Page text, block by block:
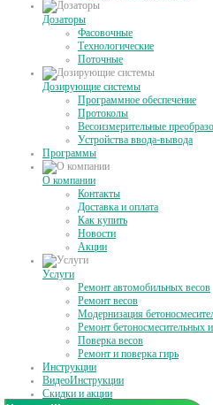
Дозаторы
Фасовочные
Технологические
Поточные
Дозирующие системы
Программное обеспечение
Протоколы
Весоизмерительные
Устройства ввода-вывода
Программы
О компании
Контакты
Доставка и оплата
Как купить
Новости
Акции
Услуги
Ремонт автомобильных весов
Ремонт весов
Модернизация
Ремонт бетоносмесительных
Поверка весов
Ремонт и поверка гирь
Инструкции
ВидеоИнструкции
Скидки и акции